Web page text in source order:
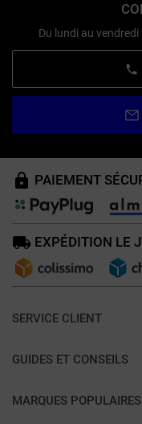
Du lundi au
PAIEMENT
EXPÉDITION LE
SERVICE CLIENT
GUIDES ET CONSEILS
MARQUES